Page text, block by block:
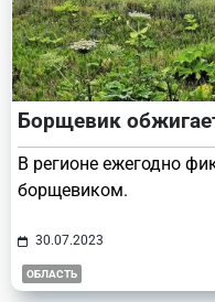
Борщевик
В регионе ежегодно
борщевиком.
30.07.2023
ОБЛАСТЬ